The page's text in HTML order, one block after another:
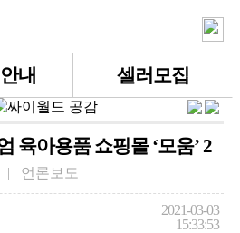
안내 셀러모집
육아용품 쇼핑몰 ‘모움’ 2
| 언론보도
2021-03-03
15:33:53